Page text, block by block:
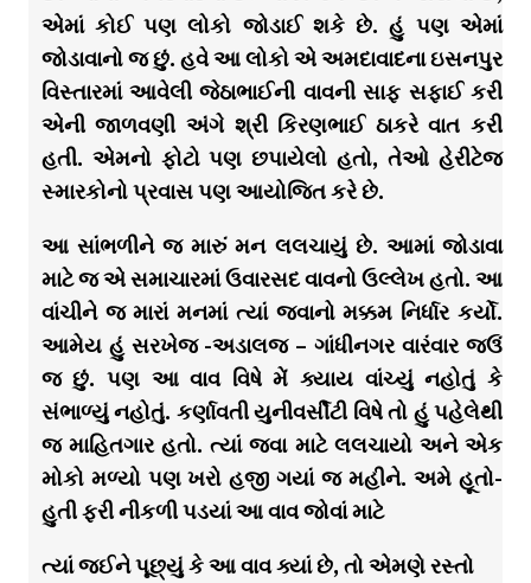
એમાં કોઈ પણ લોકો જોડાઈ શકે છે. હું પણ એમાં
જોડાવાનો જ છું. હવે આ લોકો એ અમદાવાદના ઇસનપુર
વિસ્તારમાં આવેલી જેઠાભાઈની વાવની સાફ સફાઈ કરી
એની જાળવણી અંગે શ્રી કિરણભાઈ ઠાકરે વાત કરી
હતી. એમનો ફોટો પણ છપાયેલો હતો, તેઓ હેરીટેજ
સ્મારકોનો પ્રવાસ પણ આયોજિત કરે છે.
આ સાંભળીને જ મારું મન લલચાયું છે. આમાં જોડાવા
માટે જ એ સમાચારમાં ઉવારસદ વાવનો ઉલ્લેખ હતો. આ
વાંચીને જ મારાં મનમાં ત્યાં જવાનો મક્કમ નિર્ધાર કર્યો.
આમેય હું સરખેજ -અડાલજ – ગાંધીનગર વારંવાર જઉં
જ છું. પણ આ વાવ વિષે મેં ક્યાય વાંચ્યું નહોતું કે
સંભાળ્યું નહોતું. કર્ણાવતી યુનીવર્સીટી વિષે તો હું પહેલેથી
જ માહિતગાર હતો. ત્યાં જવા માટે લલચાયો અને એક
મોકો મળ્યો પણ ખરો હજી ગયાં જ મહીને. અમે હૂતો-
હુતી ફરી નીકળી પડયાં આ વાવ જોવાં માટે
ત્યાં જઈને પૂછ્યું કે આ વાવ ક્યાં છે, તો એમણે રસ્તો